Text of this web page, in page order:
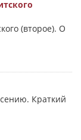
(второе). О
Краткий